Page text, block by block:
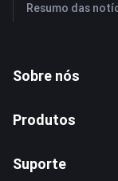
Sobre nós
Produtos
Suporte